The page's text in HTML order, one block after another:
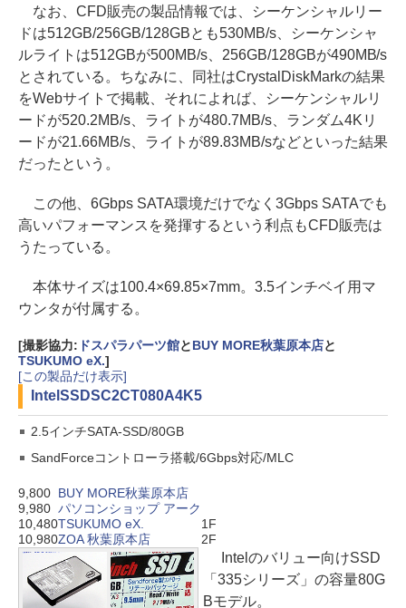
なお、CFD販売の製品情報では、シーケンシャルリー
ドは512GB/256GB/128GBとも530MB/s、シーケンシャ
ルライトは512GBが500MB/s、256GB/128GBが490MB/s
とされている。ちなみに、同社はCrystalDiskMarkの結果
をWebサイトで掲載、それによれば、シーケンシャルリ
ードが520.2MB/s、ライトが480.7MB/s、ランダム4Kリ
ードが21.66MB/s、ライトが89.83MB/sなどといった結果
だったという。
この他、6Gbps SATA環境だけでなく3Gbps SATAでも
高いパフォーマンスを発揮するという利点もCFD販売は
うたっている。
本体サイズは100.4×69.85×7mm。3.5インチベイ用マ
ウンタが付属する。
[撮影協力: ドスパラパーツ館とBUY MORE秋葉原本店と
TSUKUMO eX.]
[この製品だけ表示]
Intel SSDSC2CT080A4K5
2.5インチSATA-SSD/80GB
SandForceコントローラ搭載/6Gbps対応/MLC
9,800 BUY MORE秋葉原本店
9,980 パソコンショップ アーク
10,480TSUKUMO eX.
1F
10,980ZOA 秋葉原本店 2F
Intelのバリュー向けSSD
「335シリーズ」の容量80G
Bモデル。